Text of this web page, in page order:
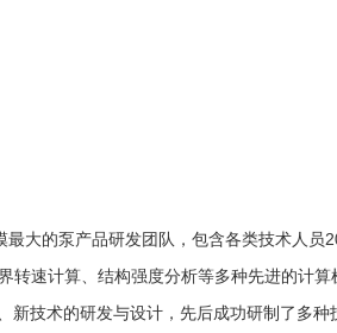
的泵产品研发团队，包含各类技术人员
转速计算、结构强度分析等多种先进的计
新技术的研发与设计，先后成功研制了多